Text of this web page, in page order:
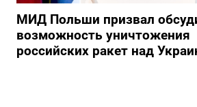
МИД Польши призвал
возможность уничтожения
российских ракет над